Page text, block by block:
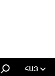
ՀԱՅ